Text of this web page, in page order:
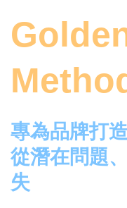
專為品牌打
從潛在問題
失